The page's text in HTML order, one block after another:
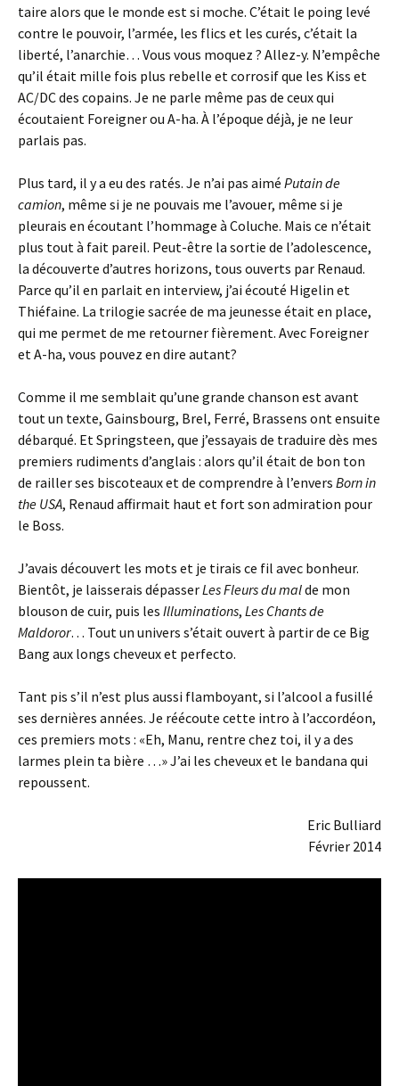
taire alors que le monde est si moche. C’était le poing levé
contre le pouvoir, l’armée, les flics et les curés, c’était la
liberté, l’anarchie… Vous vous moquez ? Allez-y. N’empêche
qu’il était mille fois plus rebelle et corrosif que les Kiss et
AC/DC des copains. Je ne parle même pas de ceux qui
écoutaient Foreigner ou A-ha. À l’époque déjà, je ne leur
parlais pas.
Plus tard, il y a eu des ratés. Je n’ai pas aimé Putain de
camion, même si je ne pouvais me l’avouer, même si je
pleurais en écoutant l’hommage à Coluche. Mais ce n’était
plus tout à fait pareil. Peut-être la sortie de l’adolescence,
la découverte d’autres horizons, tous ouverts par Renaud.
Parce qu’il en parlait en interview, j’ai écouté Higelin et
Thiéfaine. La trilogie sacrée de ma jeunesse était en place,
qui me permet de me retourner fièrement. Avec Foreigner
et A-ha, vous pouvez en dire autant?
Comme il me semblait qu’une grande chanson est avant
tout un texte, Gainsbourg, Brel, Ferré, Brassens ont ensuite
débarqué. Et Springsteen, que j’essayais de traduire dès mes
premiers rudiments d’anglais : alors qu’il était de bon ton
de railler ses biscoteaux et de comprendre à l’envers Born in
the USA, Renaud affirmait haut et fort son admiration pour
le Boss.
J’avais découvert les mots et je tirais ce fil avec bonheur.
Bientôt, je laisserais dépasserLes Fleurs du malde mon
blouson de cuir, puis les Illuminations, Les Chants de
Maldoror… Tout un univers s’était ouvert à partir de ce Big
Bang aux longs cheveux et perfecto.
Tant pis s’il n’est plus aussi flamboyant, si l’alcool a fusillé
ses dernières années. Je réécoute cette intro à l’accordéon,
ces premiers mots : «Eh, Manu, rentre chez toi, il y a des
larmes plein ta bière …» J’ai les cheveux et le bandana qui
repoussent.
Eric Bulliard
Février 2014